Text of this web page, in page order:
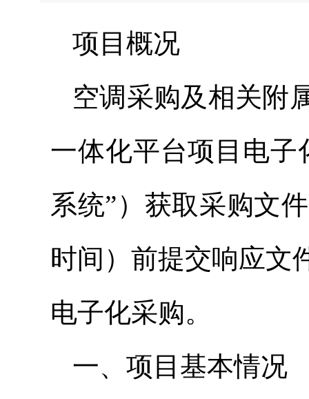
项目概况
空调采购及相关附
一体化平台项目电子
系统”）获取采购文
时间）前提交响应文
电子化采购。
一、项目基本情况